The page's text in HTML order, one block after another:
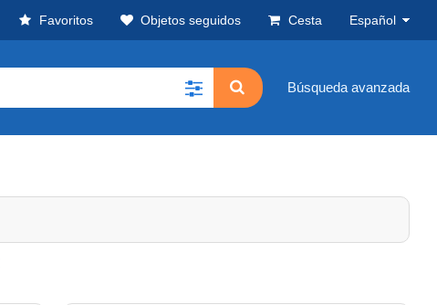
Favoritos Objetos seguidos Cesta Español
Búsqueda avanzada